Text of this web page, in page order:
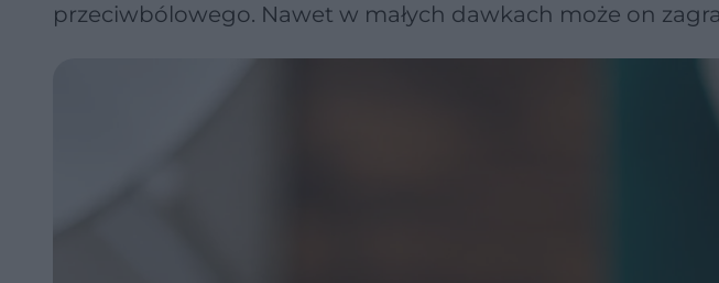
przeciwbólowego. Nawet w małych dawkach może on